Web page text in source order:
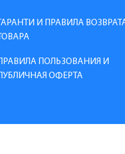
ГАРАНТИ И ПРАВИЛА
ТОВАРА
ПРАВИЛА ПОЛЬЗОВАНИЯ И
ПУБЛИЧНАЯ ОФЕРТА